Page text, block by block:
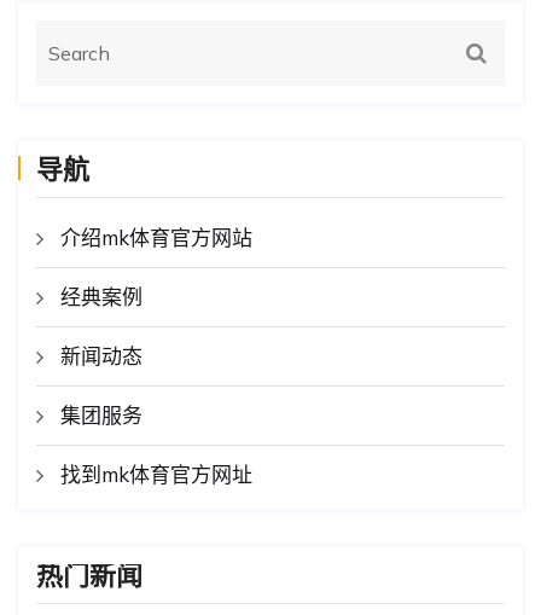
导航
介绍mk体育官方网站
经典案例
新闻动态
集团服务
找到mk体育官方网址
热门新闻